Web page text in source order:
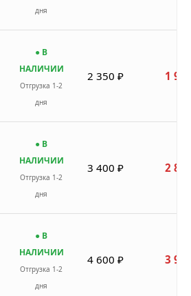
дня
● В
НАЛИЧИИ
Отгрузка 1-2
дня
2 350 ₽ 1
● В
НАЛИЧИИ
Отгрузка 1-2
дня
3 400 ₽ 2
● В
НАЛИЧИИ
Отгрузка 1-2
дня
4 600 ₽ 3